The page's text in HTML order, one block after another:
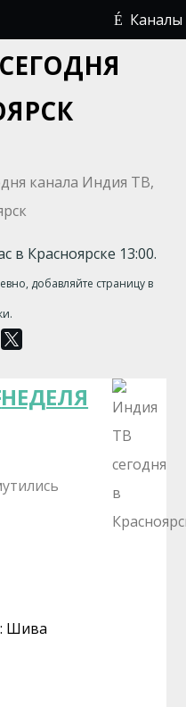
Каналы
в Красноярске 13:00.
добавляйте страницу в
НЕДЕЛЯ
Шива